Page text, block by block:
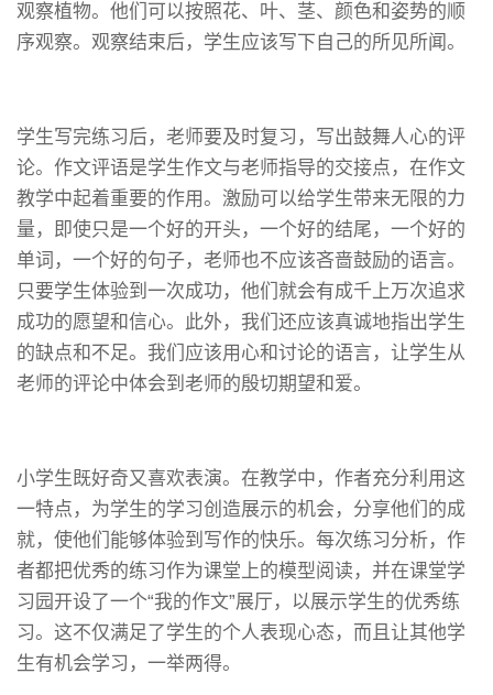
观察植物。他们可以按照花、叶、茎、颜色和姿势的顺
序观察。观察结束后，学生应该写下自己的所见所闻。
学生写完练习后，老师要及时复习，写出鼓舞人心的评
论。作文评语是学生作文与老师指导的交接点，在作文
教学中起着重要的作用。激励可以给学生带来无限的力
量，即使只是一个好的开头，一个好的结尾，一个好的
单词，一个好的句子，老师也不应该吝啬鼓励的语言。
只要学生体验到一次成功，他们就会有成千上万次追求
成功的愿望和信心。此外，我们还应该真诚地指出学生
的缺点和不足。我们应该用心和讨论的语言，让学生从
老师的评论中体会到老师的殷切期望和爱。
小学生既好奇又喜欢表演。在教学中，作者充分利用这
一特点，为学生的学习创造展示的机会，分享他们的成
就，使他们能够体验到写作的快乐。每次练习分析，作
者都把优秀的练习作为课堂上的模型阅读，并在课堂学
习园开设了一个“我的作文”展厅，以展示学生的优秀练
习。这不仅满足了学生的个人表现心态，而且让其他学
生有机会学习，一举两得。